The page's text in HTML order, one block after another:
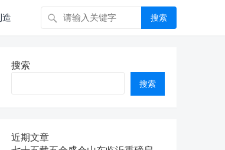
造 搜索
搜索
搜索
近期文章